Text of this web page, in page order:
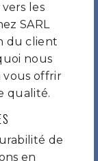
les
SARL
du client
nous
offrir
qualité.
de
en